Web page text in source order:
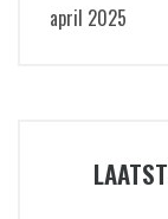
april 2025